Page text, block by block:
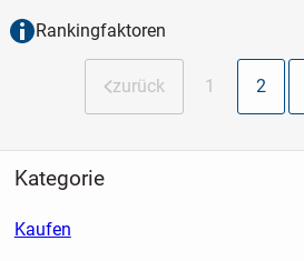
Rankingfaktoren
zurück 1 2
Kategorie
Kaufen